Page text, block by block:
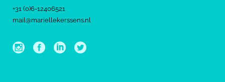
+31 (0)6-12406521
mail@mariellekerssens.nl